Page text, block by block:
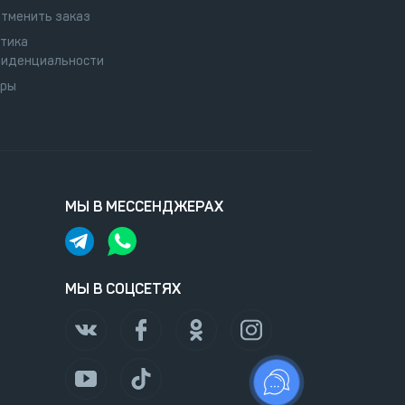
заказ
МЫ В МЕССЕНДЖЕРАХ
МЫ В СОЦСЕТЯХ